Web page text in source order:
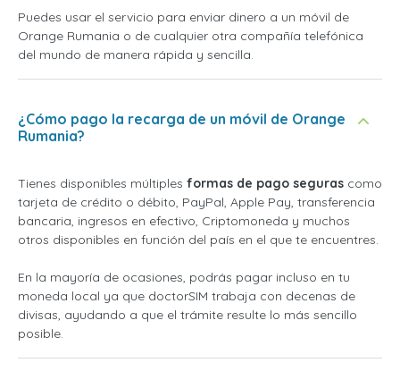
Puedes usar el servicio para enviar dinero a un móvil de
Orange Rumania o de cualquier otra compañía telefónica
del mundo de manera rápida y sencilla.
¿Cómo pago la recarga de un móvil de Orange
Rumania?
Tienes disponibles múltiples formas de pago seguras como
tarjeta de crédito o débito, PayPal, Apple Pay, transferencia
bancaria, ingresos en efectivo, Criptomoneda y muchos
otros disponibles en función del país en el que te encuentres.
En la mayoría de ocasiones, podrás pagar incluso en tu
moneda local ya que doctorSIM trabaja con decenas de
divisas, ayudando a que el trámite resulte lo más sencillo
posible.